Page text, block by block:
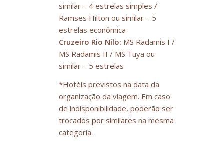
similar – 4 estrelas simples /
Ramses Hilton ou similar – 5
estrelas econômica
Cruzeiro Rio Nilo: MS Radamis I /
MS Radamis II / MS Tuya ou
similar – 5 estrelas
*Hotéis previstos na data da
organização da viagem. Em caso
de indisponibilidade, poderão ser
trocados por similares na mesma
categoria.